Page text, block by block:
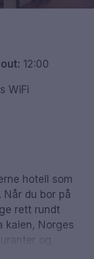
12:00
WiFi
hotell som
du bor på
rett rundt
kaien, Norges
og